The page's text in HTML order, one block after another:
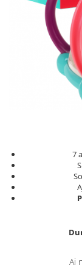
Jucarii de baie
Seturi de
Caluti balansoar
Interactive,
Creative
De plus
Electrocasnice
Ingrijire
Perioada Alaptarii
Perioada Sarcinii
Pompe de san
Sisteme De
7
Ai